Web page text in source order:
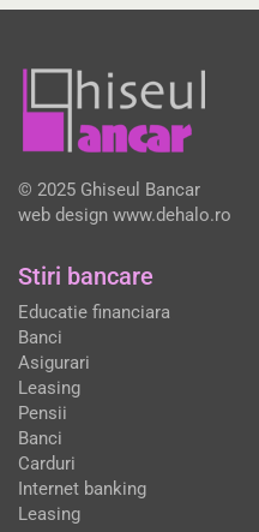
© 2025 Ghiseul Bancar
web design www.dehalo.ro
Stiri bancare
Educatie financiara
Banci
Asigurari
Leasing
Pensii
Banci
Carduri
Internet banking
Leasing